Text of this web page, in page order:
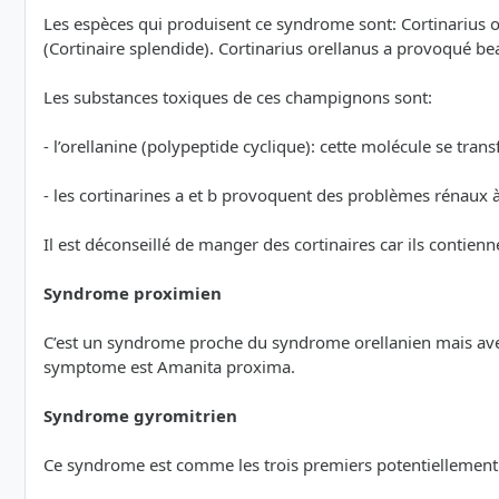
Les espèces qui produisent ce syndrome sont:
(Cortinaire splendide). Cortinarius orellanus a provoqué
Les substances toxiques de ces champignons sont:
- l’orellanine (polypeptide cyclique): cette molécule se
- les cortinarines a et b provoquent des problèmes rénaux
Il est déconseillé de manger des cortinaires car ils
Syndrome proximien
C’est un syndrome proche du syndrome orellanien mais
symptome est Amanita proxima.
Syndrome gyromitrien
Ce syndrome est comme les trois premiers